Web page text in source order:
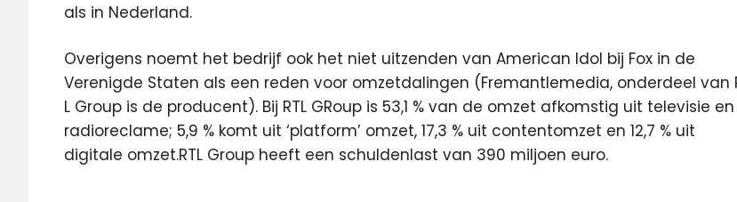
als in Nederland.
Overigens noemt het bedrijf ook het niet uitzenden van American Idol bij Fox in de
Verenigde Staten als een reden voor omzetdalingen (Fremantlemedia, onderdeel van
L Group is de producent). Bij RTL GRoup is 53,1 % van de omzet afkomstig uit televisie en
radioreclame; 5,9 % komt uit ‘platform’ omzet, 17,3 % uit contentomzet en 12,7 % uit
digitale omzet.RTL Group heeft een schuldenlast van 390 miljoen euro.